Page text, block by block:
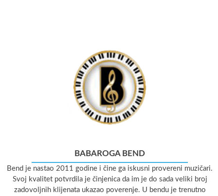
BABAROGA BEND
Bend je nastao 2011 godine i čine ga iskusni provereni muzičari.
Svoj kvalitet potvrdila je činjenica da im je do sada veliki broj
zadovoljnih klijenata ukazao poverenje. U bendu je trenutno